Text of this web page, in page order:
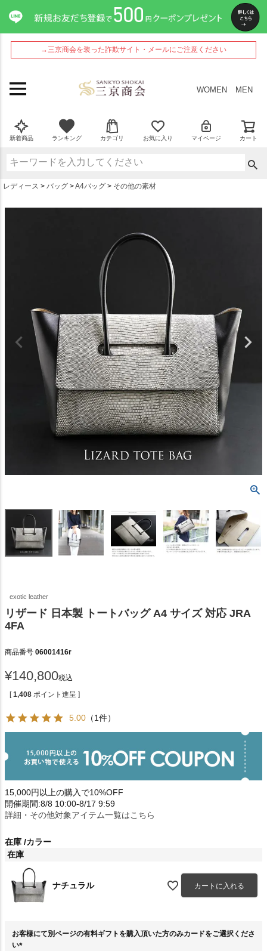
→三京商会を装った詐欺サイト・メールにご注意ください
WOMEN MEN
新着商品 ランキング カテゴリ お気に入り マイページ カート
レディース バッグ A4バッグ その他の素材
exotic leather
リザード 日本製 トートバッグ A4 サイズ 対応 JRA
4FA
商品番号 06001416r
¥140,800税込
[ 1,408 ポイント進呈 ]
5.00 （1件）
15,000円以上の購入で10%OFF
開催期間:8/8 10:00-8/17 9:59
詳細・その他対象アイテム一覧はこちら
在庫 カラー
在庫
ナチュラル カートに入れる
お客様にて別ページの有料ギフトを購入頂いた方のみカードをご選択くださ
い
ペー
ジト
ップ
へ